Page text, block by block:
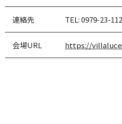
連絡先 TEL:0979-23-
会場URL https://